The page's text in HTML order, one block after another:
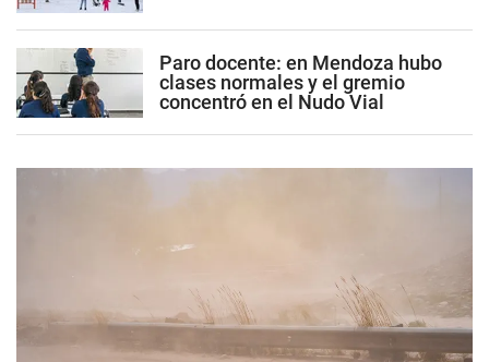
Paro docente: en Mendoza hubo
clases normales y el gremio
concentró en el Nudo Vial